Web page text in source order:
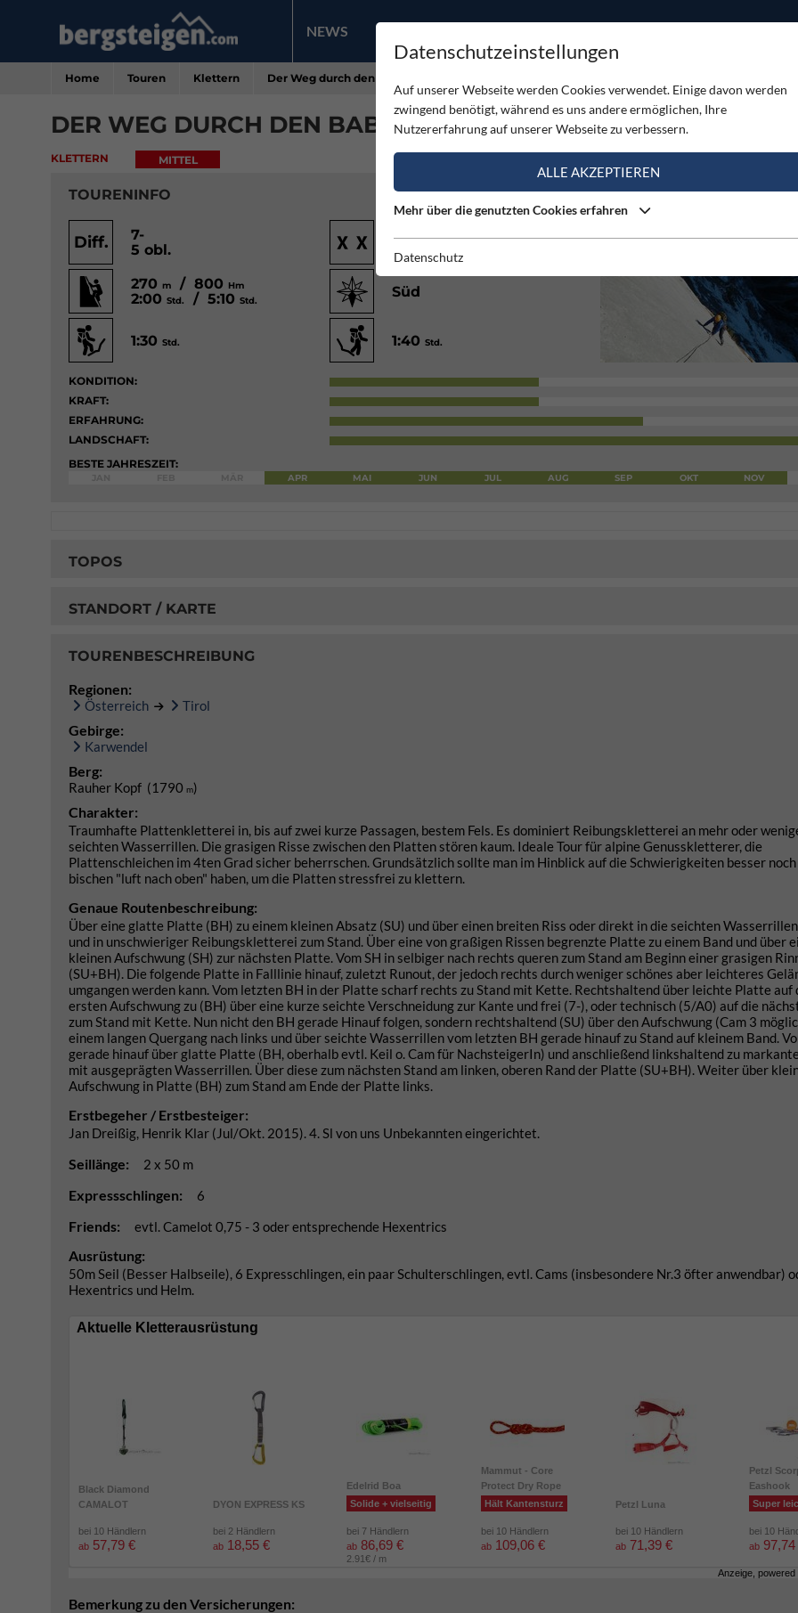
NEWS PRODUKTE
Home Touren Klettern Der Weg durch den Babyfant
DER WEG DURCH DEN BABYFANT
KLETTERN MITTEL
TOURENINFO
Diff.
7-
5 obl.
Mittel
270m / 800 Hm
2:00Std. / 5:10Std.
Süd
1:30Std. 1:40Std.
KONDITION:
KRAFT:
ERFAHRUNG:
LANDSCHAFT:
BESTE JAHRESZEIT:
APR MAI JUN JUL AUG SEP OKT NOV
TOPOS
STANDORT / KARTE
TOURENBESCHREIBUNG
Regionen:
Österreich Tirol
Gebirge:
Karwendel
Berg:
Rauher Kopf (1790 m)
Charakter:
Traumhafte Plattenkletterei in, bis auf zwei kurze Passagen, bestem Fels. Es dominiert Reibungskletterei an mehr oder
seichten Wasserrillen. Die grasigen Risse zwischen den Platten stören kaum. Ideale Tour für alpine Genusskletterer, die
Plattenschleichen im 4ten Grad sicher beherrschen. Grundsätzlich sollte man im Hinblick auf die Schwierigkeiten besser
bischen "luft nach oben" haben, um die Platten stressfrei zu klettern.
Genaue Routenbeschreibung:
Über eine glatte Platte (BH) zu einem kleinen Absatz (SU) und über einen breiten Riss oder direkt in die seichten
und in unschwieriger Reibungskletterei zum Stand. Über eine von graßigen Rissen begrenzte Platte zu einem Band und über
kleinen Aufschwung (SH) zur nächsten Platte. Vom SH in selbiger nach rechts queren zum Stand am Beginn einer grasigen
(SU+BH). Die folgende Platte in Falllinie hinauf, zuletzt Runout, der jedoch rechts durch weniger schönes aber leichteres
umgangen werden kann. Vom letzten BH in der Platte scharf rechts zu Stand mit Kette. Rechtshaltend über leichte Platte auf
ersten Aufschwung zu (BH) über eine kurze seichte Verschneidung zur Kante und frei (7-), oder technisch (5/A0) auf die
zum Stand mit Kette. Nun nicht den BH gerade Hinauf folgen, sondern rechtshaltend (SU) über den Aufschwung (Cam 3
einem langen Quergang nach links und über seichte Wasserrillen vom letzten BH gerade hinauf zu Stand auf kleinem Band.
gerade hinauf über glatte Platte (BH, oberhalb evtl. Keil o. Cam für NachsteigerIn) und anschließend linkshaltend zu
mit ausgeprägten Wasserrillen. Über diese zum nächsten Stand am linken, oberen Rand der Platte (SU+BH). Weiter über
Aufschwung in Platte (BH) zum Stand am Ende der Platte links.
Erstbegeher / Erstbesteiger:
Jan Dreißig, Henrik Klar (Jul/Okt. 2015). 4. Sl von uns Unbekannten eingerichtet.
Seillänge: 2 x 50 m
Expressschlingen: 6
Friends: evtl. Camelot 0,75 - 3 oder entsprechende Hexentrics
Ausrüstung:
50m Seil (Besser Halbseile), 6 Expresschlingen, ein paar Schulterschlingen, evtl. Cams (insbesondere Nr.3 öfter anwendbar)
Hexentrics und Helm.
Aktuelle Kletterausrüstung
Black Diamond
CAMALOT
bei 10 Händlern
ab 57,79 €
DYON EXPRESS KS
bei 2 Händlern
ab 18,55 €
Edelrid Boa
Solide + vielseitig
bei 7 Händlern
ab 86,69 €
2.91€ / m
Mammut - Core
Protect Dry Rope
Hält Kantensturz
bei 10 Händlern
ab 109,06 €
Petzl Luna
bei 10 Händlern
ab 71,39 €
Petzl
Eashook
Super
bei 10
ab 97,74
Anzeige, powered
Bemerkung zu den Versicherungen:
Datenschutzeinstellungen
Auf unserer Webseite werden Cookies verwendet. Einige davon werden
zwingend benötigt, während es uns andere ermöglichen, Ihre
Nutzererfahrung auf unserer Webseite zu verbessern.
ALLE AKZEPTIEREN
Mehr über die genutzten Cookies erfahren
Datenschutz